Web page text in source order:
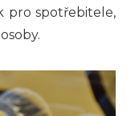
pro spotřebitele,